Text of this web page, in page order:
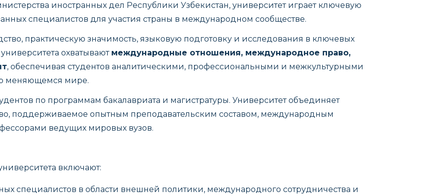
иностранных дел Республики Узбекистан, университет играет ключевую
специалистов для участия страны в международном сообществе.
практическую значимость, языковую подготовку и исследования в ключевых
охватывают международные отношения, международное право,
, обеспечивая студентов аналитическими, профессиональными и межкультурными
меняющемся мире.
по программам бакалавриата и магистратуры. Университет объединяет
поддерживаемое опытным преподавательским составом, международным
ведущих мировых вузов.
включают:
специалистов в области внешней политики, международного сотрудничества и